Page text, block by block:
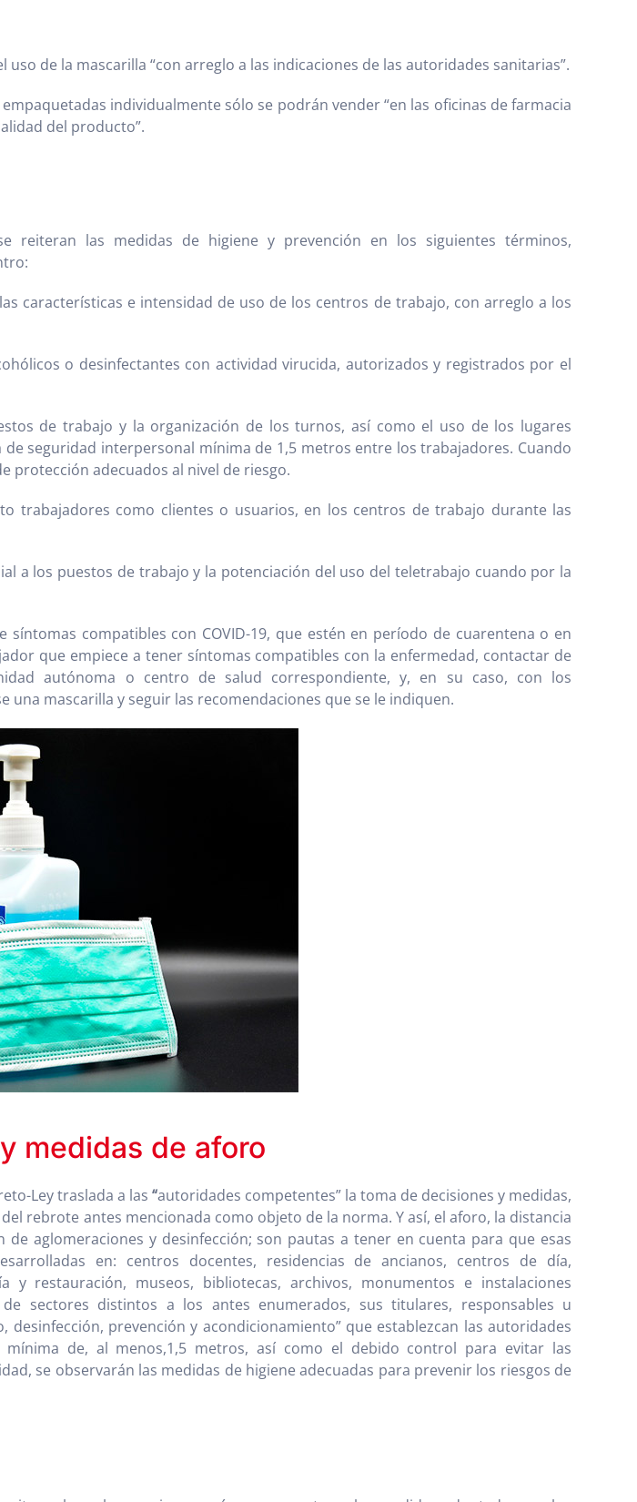
de la mascarilla “con arreglo a las indicaciones de las autoridades sanitarias”.
individualmente sólo se podrán vender “en las oficinas de farmacia
del producto”.
las medidas de higiene y prevención en los siguientes términos,
características e intensidad de uso de los centros de trabajo, con arreglo a los
o desinfectantes con actividad virucida, autorizados y registrados por el
de trabajo y la organización de los turnos, así como el uso de los lugares
seguridad interpersonal mínima de 1,5 metros entre los trabajadores. Cuando
protección adecuados al nivel de riesgo.
trabajadores como clientes o usuarios, en los centros de trabajo durante las
a los puestos de trabajo y la potenciación del uso del teletrabajo cuando por la
compatibles con COVID-19, que estén en período de cuarentena o en
que empiece a tener síntomas compatibles con la enfermedad, contactar de
autónoma o centro de salud correspondiente, y, en su caso, con los
mascarilla y seguir las recomendaciones que se le indiquen.
medidas de aforo
Ley traslada a las “autoridades competentes” la toma de decisiones y medidas,
rebrote antes mencionada como objeto de la norma. Y así, el aforo, la distancia
aglomeraciones y desinfección; son pautas a tener en cuenta para que esas
en: centros docentes, residencias de ancianos, centros de día,
y restauración, museos, bibliotecas, archivos, monumentos e instalaciones
sectores distintos a los antes enumerados, sus titulares, responsables u
prevención y acondicionamiento” que establezcan las autoridades
de, al menos,1,5 metros, así como el debido control para evitar las
se observarán las medidas de higiene adecuadas para prevenir los riesgos de